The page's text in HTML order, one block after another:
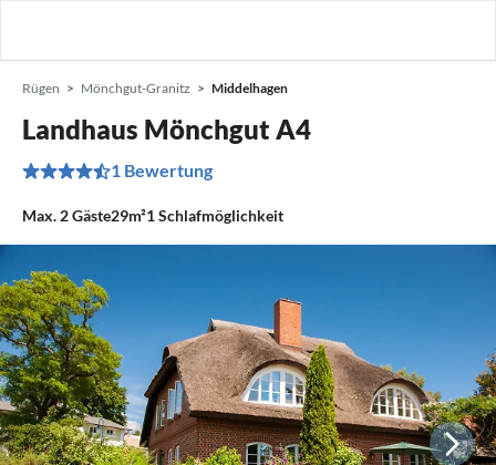
Rügen Mönchgut-Granitz Middelhagen
Landhaus Mönchgut A4
1 Bewertung
Max. 2Gäste29m²1Schlafmöglichkeit